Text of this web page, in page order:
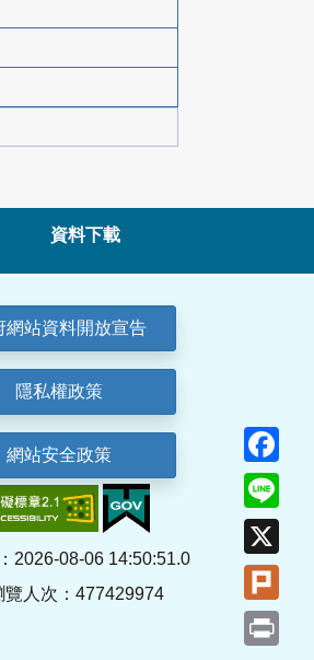
資料下載
網站資料開放宣告
隱私權政策
網站安全政策
2026-08-06 14:50:51.0
覽人次：477429974